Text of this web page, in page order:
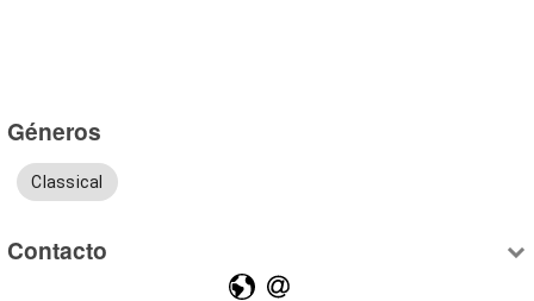
Géneros
Classical
Contacto